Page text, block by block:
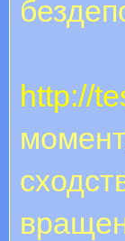
http://